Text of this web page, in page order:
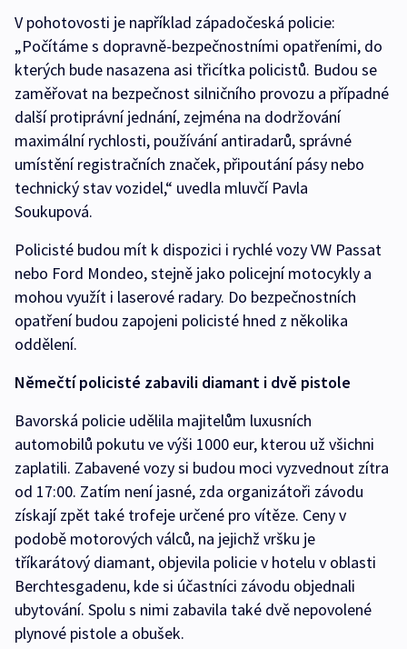
V pohotovosti je například západočeská policie:
„Počítáme s dopravně-bezpečnostními opatřeními, do
kterých bude nasazena asi třicítka policistů. Budou se
zaměřovat na bezpečnost silničního provozu a případné
další protiprávní jednání, zejména na dodržování
maximální rychlosti, používání antiradarů, správné
umístění registračních značek, připoutání pásy nebo
technický stav vozidel,“ uvedla mluvčí Pavla
Soukupová.
Policisté budou mít k dispozici i rychlé vozy VW Passat
nebo Ford Mondeo, stejně jako policejní motocykly a
mohou využít i laserové radary. Do bezpečnostních
opatření budou zapojeni policisté hned z několika
oddělení.
Němečtí policisté zabavili diamant i dvě pistole
Bavorská policie udělila majitelům luxusních
automobilů pokutu ve výši 1000 eur, kterou už všichni
zaplatili. Zabavené vozy si budou moci vyzvednout zítra
od 17:00. Zatím není jasné, zda organizátoři závodu
získají zpět také trofeje určené pro vítěze. Ceny v
podobě motorových válců, na jejichž vršku je
tříkarátový diamant, objevila policie v hotelu v oblasti
Berchtesgadenu, kde si účastníci závodu objednali
ubytování. Spolu s nimi zabavila také dvě nepovolené
plynové pistole a obušek.